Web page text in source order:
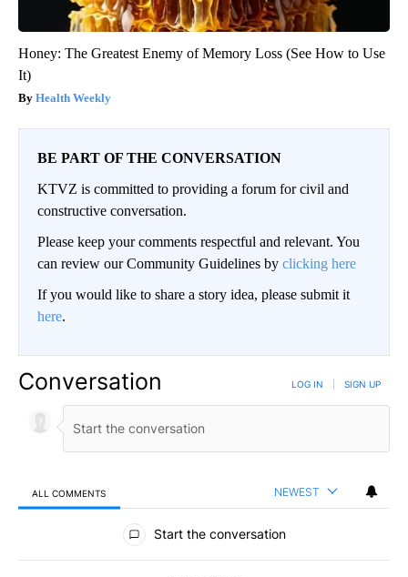
Honey: The Greatest Enemy of Memory Loss (See How to Use
It)
Health Weekly
BE PART OF THE CONVERSATION
KTVZ is committed to providing a forum for civil and
constructive conversation.
Please keep your comments respectful and relevant. You
can review our Community Guidelines by clicking here
If you would like to share a story idea, please submit it
here.
Conversation LOG IN SIGN UP
ALL COMMENTS NEWEST
All Comments
Start the conversation